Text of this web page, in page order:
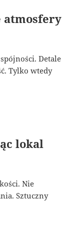
atmosfery
Detale
Tylko wtedy
lokal
Nie
Sztuczny